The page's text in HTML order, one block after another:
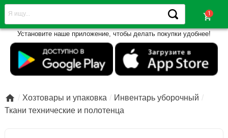
shopping_cart
Установите наше приложение, чтобы делать покупки удобнее!
 Хозтовары и упаковка
Инвентарь уборочный
Ткани технические и полотенца